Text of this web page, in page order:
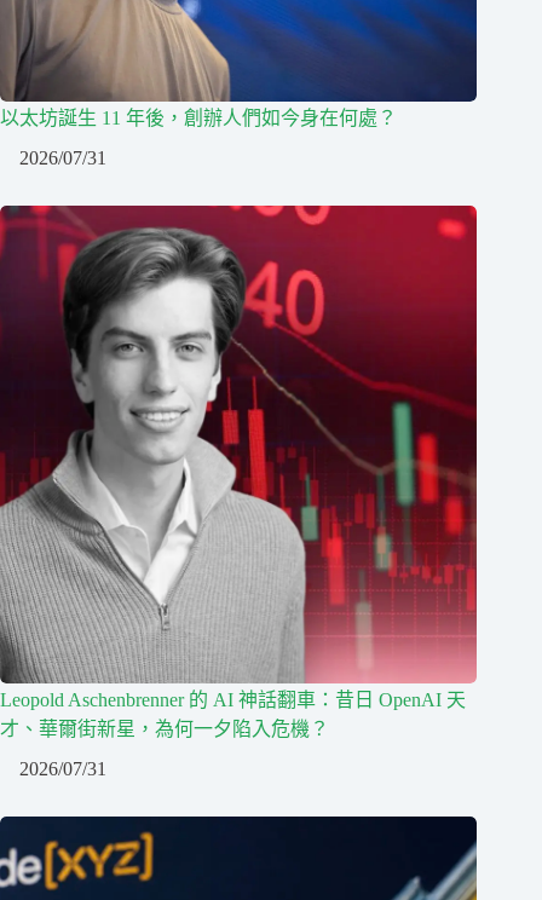
以太坊誕生 11 年後，創辦人們如今身在何處？
2026/07/31
Leopold Aschenbrenner 的 AI 神話翻車：昔日 OpenAI 天
才、華爾街新星，為何一夕陷入危機？
2026/07/31